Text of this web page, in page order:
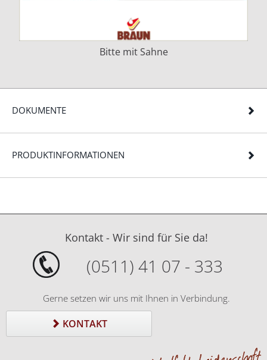
Bitte mit Sahne
DOKUMENTE
PRODUKTINFORMATIONEN
Kontakt - Wir sind für Sie da!
(0511) 41 07 - 333
Gerne setzen wir uns mit Ihnen in Verbindung.
KONTAKT